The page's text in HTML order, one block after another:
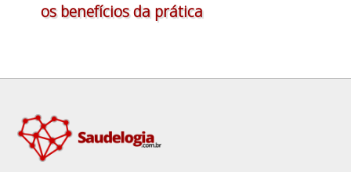
os benefícios da prática